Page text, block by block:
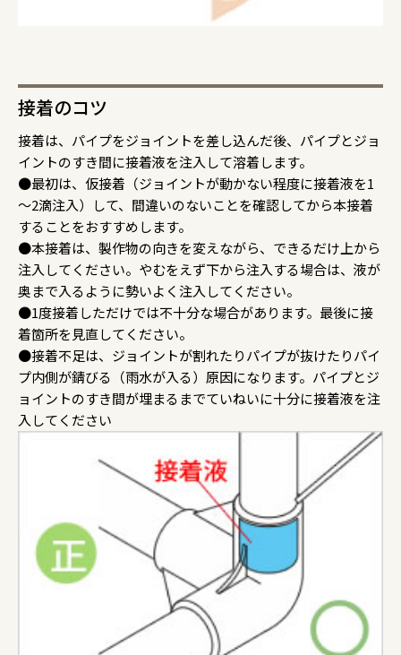
接着のコツ
接着は、パイプをジョイントを差し込んだ後、パイプとジョ
イントのすき間に接着液を注入して溶着します。
●最初は、仮接着（ジョイントが動かない程度に接着液を1
～2滴注入）して、間違いのないことを確認してから本接着
することをおすすめします。
●本接着は、製作物の向きを変えながら、できるだけ上から
注入してください。やむをえず下から注入する場合は、液が
奥まで入るように勢いよく注入してください。
●1度接着しただけでは不十分な場合があります。最後に接
着箇所を見直してください。
●接着不足は、ジョイントが割れたりパイプが抜けたりパイ
プ内側が錆びる（雨水が入る）原因になります。パイプとジ
ョイントのすき間が埋まるまでていねいに十分に接着液を注
入してください